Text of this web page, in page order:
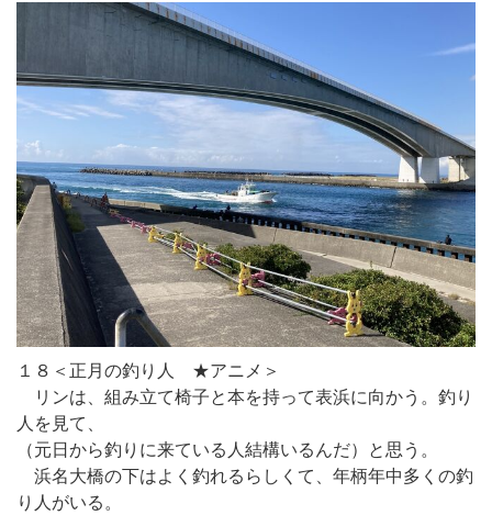
１８＜正月の釣り人 ★アニメ＞
リンは、組み立て椅子と本を持って表浜に向かう。釣り
人を見て、
（元日から釣りに来ている人結構いるんだ）と思う。
浜名大橋の下はよく釣れるらしくて、年柄年中多くの釣
り人がいる。